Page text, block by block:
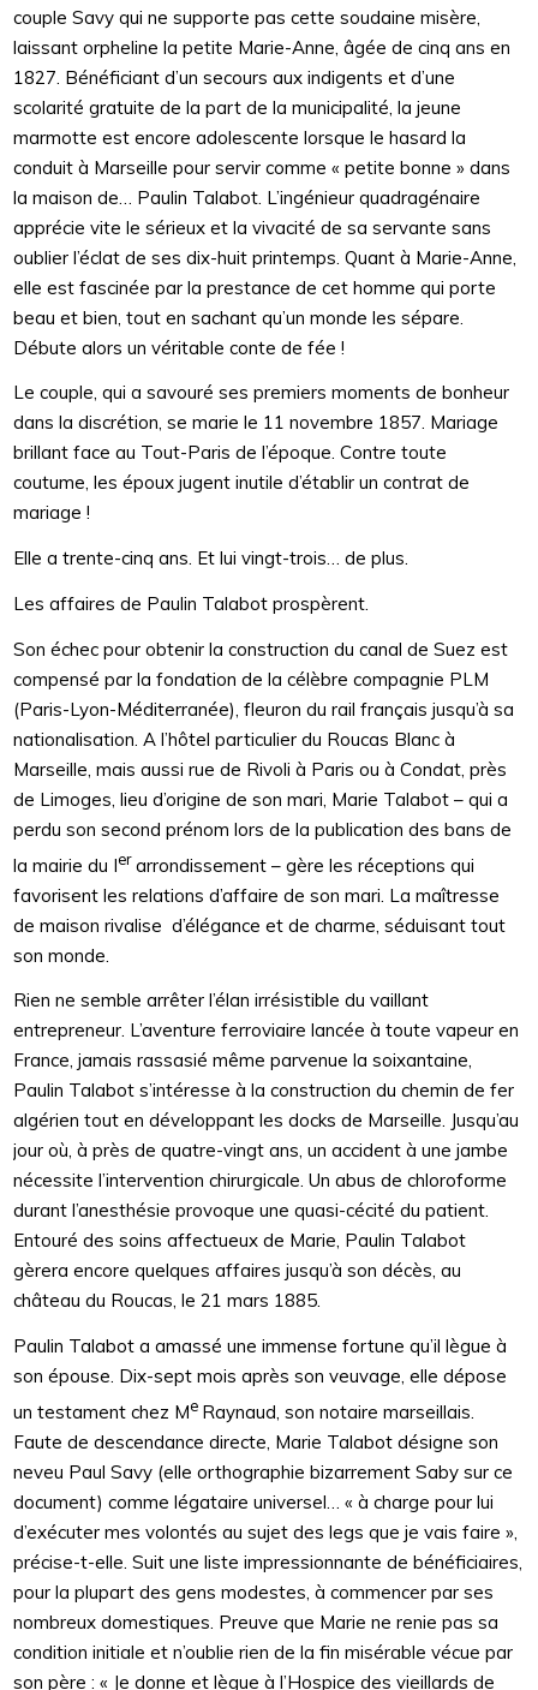
couple Savy qui ne supporte pas cette soudaine misère,
laissant orpheline la petite Marie-Anne, âgée de cinq ans en
1827. Bénéficiant d’un secours aux indigents et d’une
scolarité gratuite de la part de la municipalité, la jeune
marmotte est encore adolescente lorsque le hasard la
conduit à Marseille pour servir comme « petite bonne » dans
la maison de… Paulin Talabot. L’ingénieur quadragénaire
apprécie vite le sérieux et la vivacité de sa servante sans
oublier l’éclat de ses dix-huit printemps. Quant à Marie-Anne,
elle est fascinée par la prestance de cet homme qui porte
beau et bien, tout en sachant qu’un monde les sépare.
Débute alors un véritable conte de fée !
Le couple, qui a savouré ses premiers moments de bonheur
dans la discrétion, se marie le 11 novembre 1857. Mariage
brillant face au Tout-Paris de l’époque. Contre toute
coutume, les époux jugent inutile d’établir un contrat de
mariage !
Elle a trente-cinq ans. Et lui vingt-trois… de plus.
Les affaires de Paulin Talabot prospèrent.
Son échec pour obtenir la construction du canal de Suez est
compensé par la fondation de la célèbre compagnie PLM
(Paris-Lyon-Méditerranée), fleuron du rail français jusqu’à sa
nationalisation. A l’hôtel particulier du Roucas Blanc à
Marseille, mais aussi rue de Rivoli à Paris ou à Condat, près
de Limoges, lieu d’origine de son mari, Marie Talabot – qui a
perdu son second prénom lors de la publication des bans de
la mairie du Ierarrondissement – gère les réceptions qui
favorisent les relations d’affaire de son mari. La maîtresse
de maison rivalise d’élégance et de charme, séduisant tout
son monde.
Rien ne semble arrêter l’élan irrésistible du vaillant
entrepreneur. L’aventure ferroviaire lancée à toute vapeur en
France, jamais rassasié même parvenue la soixantaine,
Paulin Talabot s’intéresse à la construction du chemin de fer
algérien tout en développant les docks de Marseille. Jusqu’au
jour où, à près de quatre-vingt ans, un accident à une jambe
nécessite l’intervention chirurgicale. Un abus de chloroforme
durant l’anesthésie provoque une quasi-cécité du patient.
Entouré des soins affectueux de Marie, Paulin Talabot
gèrera encore quelques affaires jusqu’à son décès, au
château du Roucas, le 21 mars 1885.
Paulin Talabot a amassé une immense fortune qu’il lègue à
son épouse. Dix-sept mois après son veuvage, elle dépose
un testament chez Me Raynaud, son notaire marseillais.
Faute de descendance directe, Marie Talabot désigne son
neveu Paul Savy (elle orthographie bizarrement Saby sur ce
document) comme légataire universel… « à charge pour lui
d’exécuter mes volontés au sujet des legs que je vais faire »,
précise-t-elle. Suit une liste impressionnante de bénéficiaires,
pour la plupart des gens modestes, à commencer par ses
nombreux domestiques. Preuve que Marie ne renie pas sa
condition initiale et n’oublie rien de la fin misérable vécue par
son père : « Je donne et lègue à l’Hospice des vieillards de